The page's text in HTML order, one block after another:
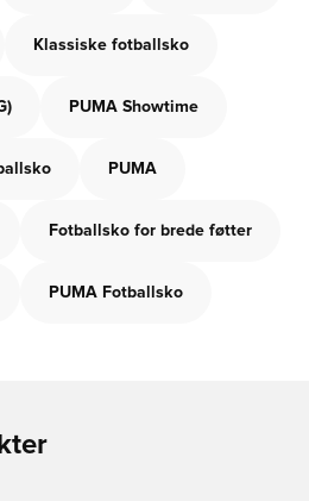
Klassiske fotballsko
PUMA Showtime
PUMA
Fotballsko for brede føtter
PUMA Fotballsko